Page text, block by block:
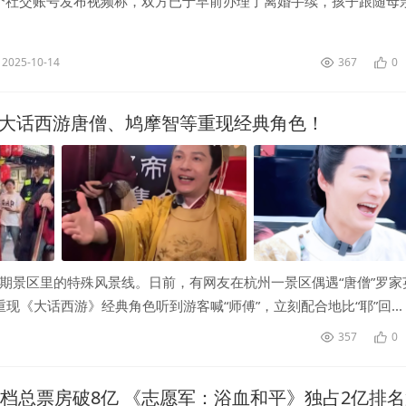
2025-10-14 367 0
话西游唐僧、鸠摩智等重现经典角色！
景区里的特殊风景线。日前，有网友在杭州一景区偶遇“唐僧”罗
《大话西游》经典角色听到游客喊“师傅”，立刻配合地比“耶”回...
357 0
总票房破8亿 《志愿军：浴血和平》独占2亿排